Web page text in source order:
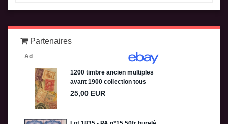
Partenaires